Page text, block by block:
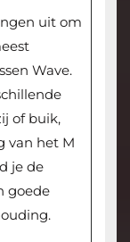
uit om
Wave.
of buik,
van het M
je de
goede